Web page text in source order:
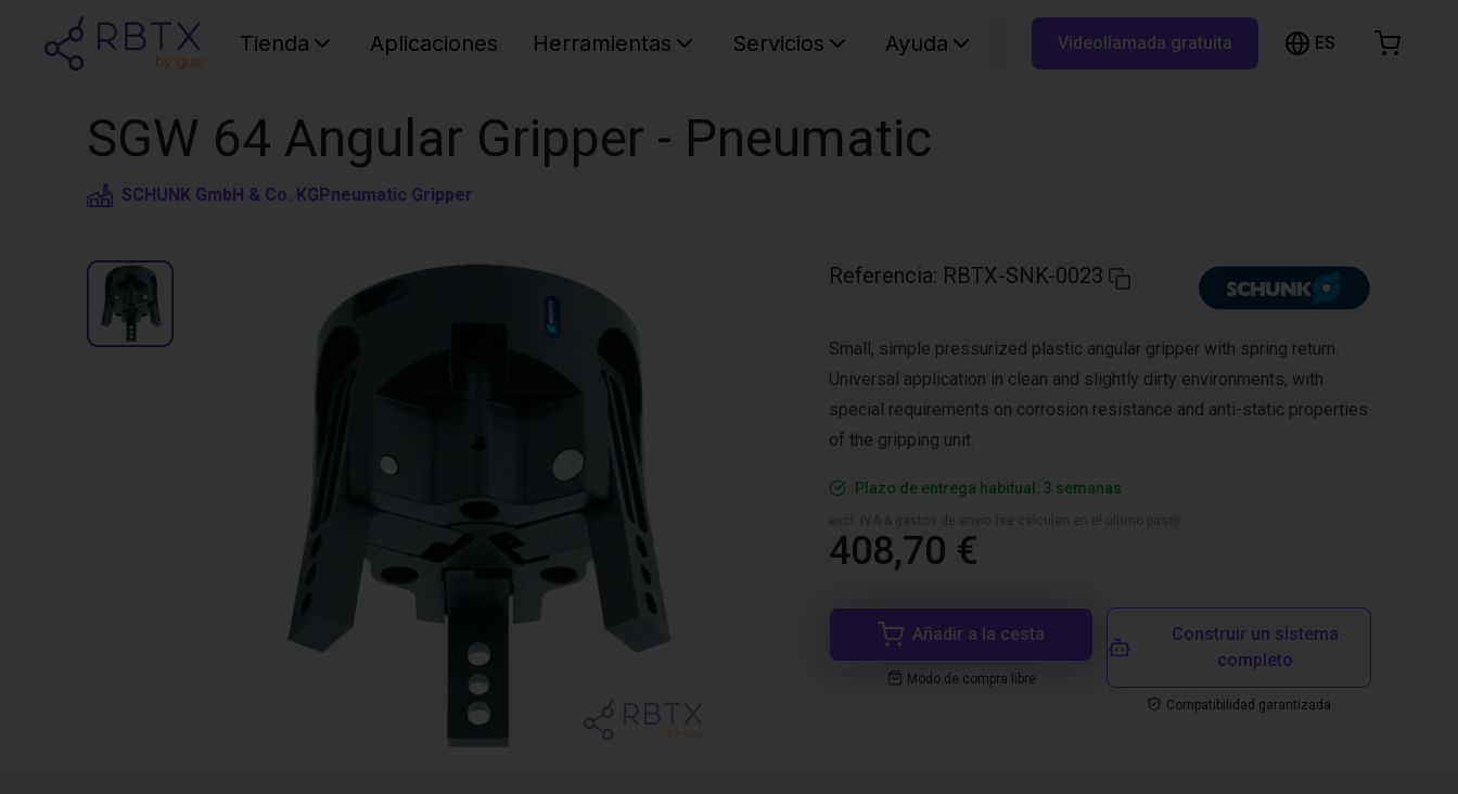
Tienda Aplicaciones Herramientas Servicios Ayuda Buscar RBTX...
Videollamada gratuita ES
SGW 64 Angular Gripper - Pneumatic
SCHUNK GmbH & Co. KGPneumatic Gripper
Referencia: RBTX-SNK-0023
Small, simple pressurized plastic angular gripper with spring return.
Universal application in clean and slightly dirty environments, with
special requirements on corrosion resistance and anti-static properties
of the gripping unit.
Plazo de entrega habitual: 3 semanas
408,70 €
Añadir a la cesta
Modo de compra libre
Construir un sistema
completo
Compatibilidad garantizada
Cesta de la compra